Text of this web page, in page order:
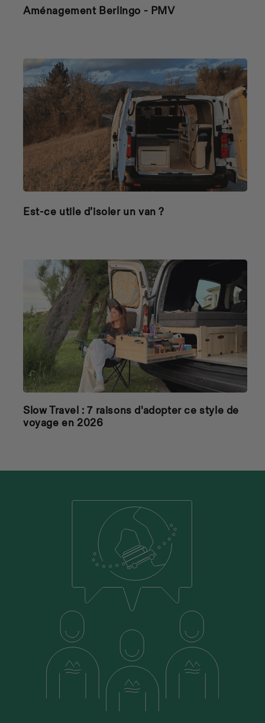
Aménagement Berlingo - PMV
Est-ce utile d’isoler un van ?
Slow Travel : 7 raisons d'adopter ce style de
voyage en 2026